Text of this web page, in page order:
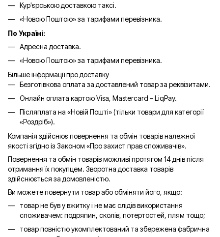
Кур'єрською доставкою таксі.
«Новою Поштою» за тарифами перевізника.
По Україні:
Адресна доставка.
«Новою Поштою» за тарифами перевізника.
Більше інформації про доставку
Безготівкова оплата за доставлений товар за реквізитами.
Онлайн оплата картою Visa, Mastercard – LiqPay.
Післяплата на «Новій Пошті» (тільки товари для категорії
«Роздріб»).
Компанія здійснює повернення та обмін товарів належної
якості згідно із Законом «Про захист прав споживачів».
Повернення та обмін товарів можливі протягом 14 днів після
отримання їх покупцем. Зворотна доставка товарів
здійснюється за домовленістю.
Ви можете повернути товар або обміняти його, якщо:
товар не був у вжитку і не має слідів використання
споживачем: подряпин, сколів, потертостей, плям тощо;
товар повністю укомплектований та збережена фабрична